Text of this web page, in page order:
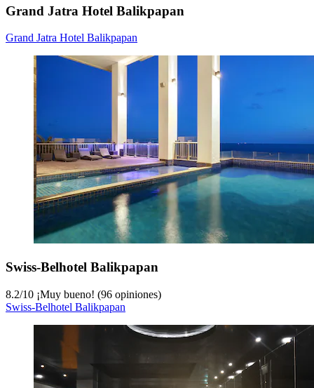
Grand Jatra Hotel Balikpapan
Grand Jatra Hotel Balikpapan
Swiss-Belhotel Balikpapan
8.2/10 ¡Muy bueno! (96 opiniones)
Swiss-Belhotel Balikpapan